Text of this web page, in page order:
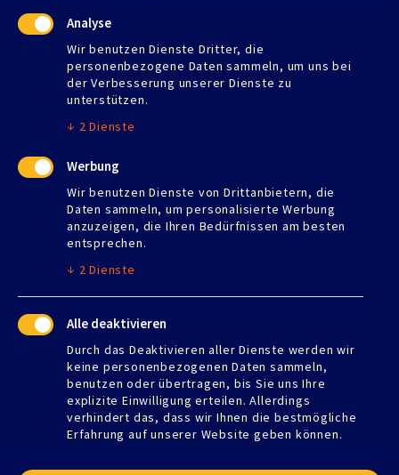
Öffnungszeiten
Donnerstag
Freitag
07:00–17:00
07:00–17:00
07:00–17:00
Geschlossen
Geschlossen
Nützliche Links
Gerüstbau
Trockeneisstrahlen
Fenster und Haustüren
Vollwärmeschutz
Denkmalschutz
Trockeneis Kaufen Mössingen
Kontakt
Analyse
Wir benutzen Dienste Dritter, die
personenbezogene Daten sammeln, um uns bei
der Verbesserung unserer Dienste zu
unterstützen.
↓ 2 Dienste
Werbung
Wir benutzen Dienste von Drittanbietern, die
Daten sammeln, um personalisierte Werbung
anzuzeigen, die Ihren Bedürfnissen am besten
entsprechen.
↓ 2 Dienste
Alle deaktivieren
Durch das Deaktivieren aller Dienste werden wir
keine personenbezogenen Daten sammeln,
benutzen oder übertragen, bis Sie uns Ihre
explizite Einwilligung erteilen. Allerdings
verhindert das, dass wir Ihnen die bestmögliche
Erfahrung auf unserer Website geben können.